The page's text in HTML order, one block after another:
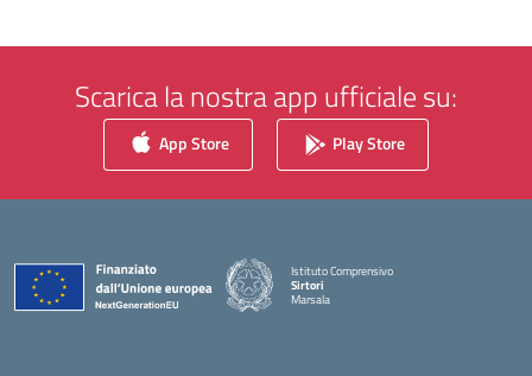
Scarica la nostra app ufficiale su:
App Store Play Store
Istituto Comprensivo
Sirtori
Marsala